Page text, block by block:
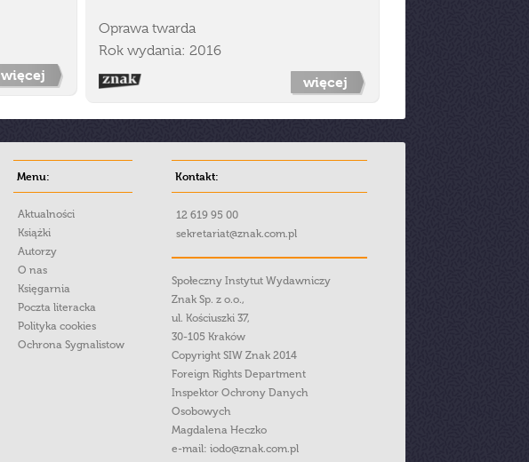
więcej
Oprawa twarda
Rok wydania: 2016
więcej
Menu:
Aktualności
Książki
Autorzy
O nas
Księgarnia
Poczta literacka
Polityka cookies
Ochrona Sygnalistow
Kontakt:
12 619 95 00
sekretariat@znak.com.pl
Społeczny Instytut Wydawniczy
Znak Sp. z o.o.,
ul. Kościuszki 37,
30-105 Kraków
Copyright SIW Znak 2014
Foreign Rights Department
Inspektor Ochrony Danych
Osobowych
Magdalena Heczko
e-mail: iodo@znak.com.pl